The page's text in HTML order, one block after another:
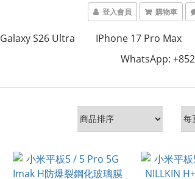
登入會員 購物車
Galaxy S26 Ultra IPhone 17 Pro Max
WhatsApp: